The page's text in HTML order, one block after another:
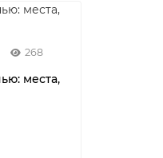
268
места,